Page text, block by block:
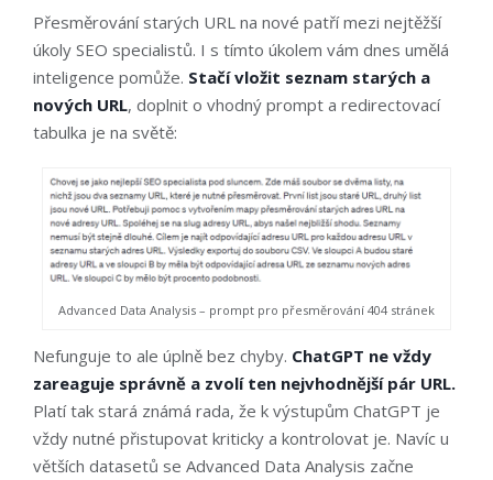
Přesměrování starých URL na nové patří mezi nejtěžší
úkoly SEO specialistů. I s tímto úkolem vám dnes umělá
inteligence pomůže. Stačí vložit seznam starých a
nových URL, doplnit o vhodný prompt a redirectovací
tabulka je na světě:
Advanced Data Analysis – prompt pro přesměrování 404 stránek
Nefunguje to ale úplně bez chyby. ChatGPT ne vždy
zareaguje správně a zvolí ten nejvhodnější pár URL.
Platí tak stará známá rada, že k výstupům ChatGPT je
vždy nutné přistupovat kriticky a kontrolovat je. Navíc u
větších datasetů se Advanced Data Analysis začne